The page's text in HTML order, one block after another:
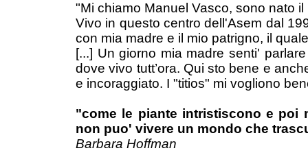
"Mi chiamo Manuel Vasco, sono nato
Vivo in questo centro dell'Asem dal
con mia madre e il mio patrigno, il
[...] Un giorno mia madre senti'
dove vivo tutt’ora. Qui sto bene e
e incoraggiato. I "titios" mi vogliono
"come le piante intristiscono e poi
non puo' vivere un mondo che
Barbara Hoffman